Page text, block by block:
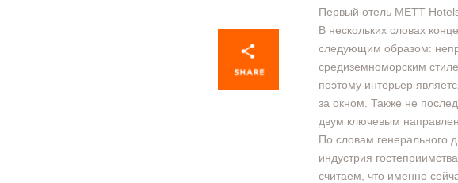
Первый отель METT
В нескольких словах
следующим образом:
средиземноморским
поэтому интерьер
за окном. Также не
двум ключевым
По словам генерального
индустрия
считаем, что именно